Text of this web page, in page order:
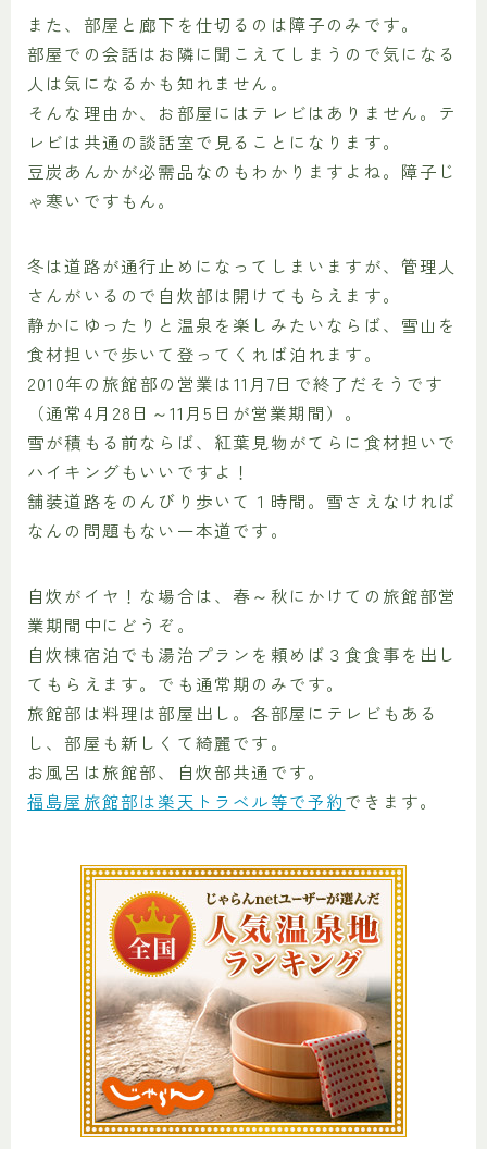
また、部屋と廊下を仕切るのは障子のみです。
部屋での会話はお隣に聞こえてしまうので気になる
人は気になるかも知れません。
そんな理由か、お部屋にはテレビはありません。テ
レビは共通の談話室で見ることになります。
豆炭あんかが必需品なのもわかりますよね。障子じ
ゃ寒いですもん。
冬は道路が通行止めになってしまいますが、管理人
さんがいるので自炊部は開けてもらえます。
静かにゆったりと温泉を楽しみたいならば、雪山を
食材担いで歩いて登ってくれば泊れます。
2010年の旅館部の営業は11月7日で終了だそうです
（通常4月28日～11月5日が営業期間）。
雪が積もる前ならば、紅葉見物がてらに食材担いで
ハイキングもいいですよ！
舗装道路をのんびり歩いて１時間。雪さえなければ
なんの問題もない一本道です。
自炊がイヤ！な場合は、春～秋にかけての旅館部営
業期間中にどうぞ。
自炊棟宿泊でも湯治プランを頼めば３食食事を出し
てもらえます。でも通常期のみです。
旅館部は料理は部屋出し。各部屋にテレビもある
し、部屋も新しくて綺麗です。
お風呂は旅館部、自炊部共通です。
福島屋旅館部は楽天トラベル等で予約できます。